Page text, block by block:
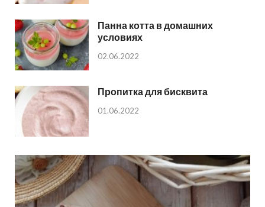
Панна котта в домашних
условиях
02.06.2022
Пропитка для бисквита
01.06.2022